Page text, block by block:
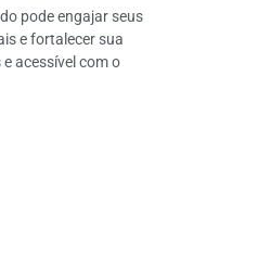
pode engajar seus
e fortalecer sua
acessível com o